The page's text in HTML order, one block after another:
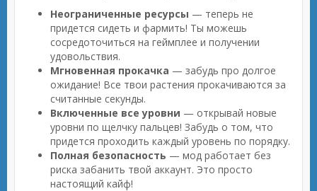
Неограниченные ресурсы — теперь не
придется сидеть и фармить! Ты можешь
сосредоточиться на геймплее и получении
удовольствия.
Мгновенная прокачка — забудь про долгое
ожидание! Все твои растения прокачиваются за
считанные секунды.
Включенные все уровни — открывай новые
уровни по щелчку пальцев! Забудь о том, что
придется проходить каждый уровень по порядку.
Полная безопасность — мод работает без
риска забанить твой аккаунт. Это просто
настоящий кайф!